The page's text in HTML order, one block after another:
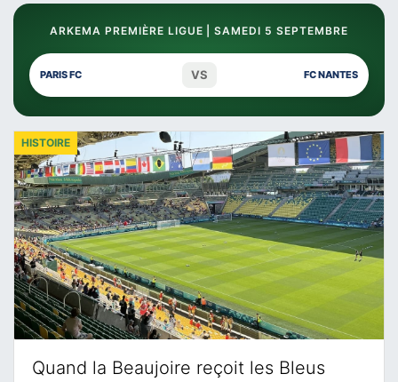
ARKEMA PREMIÈRE LIGUE | SAMEDI 5 SEPTEMBRE
PARIS FC VS FC NANTES
Quand la Beaujoire reçoit les Bleus
HISTOIRE